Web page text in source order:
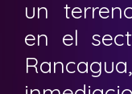
un
en el